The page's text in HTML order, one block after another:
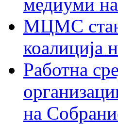
МЦМС
коалиција
Работна
на